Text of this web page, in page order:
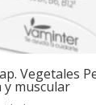
Vegetales
y muscular